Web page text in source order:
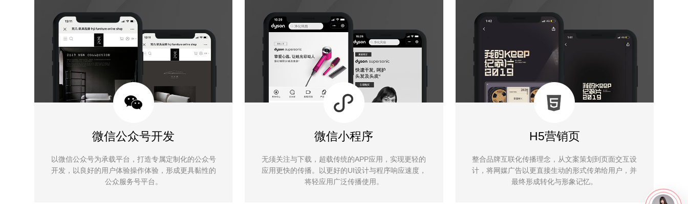
微信公众号开发
以微信公众号为承载平台，打造专属定制化的公众号
开发，以良好的用户体验操作体验，形成更具黏性的
公众服务号平台。
微信小程序
无须关注与下载，超载传统的APP应用，实现更轻的
应用更快的传播。以更好的UI设计与程序响应速度，
将轻应用广泛传播使用。
H5营销页
整合品牌互联化传播理念，从文案策划到页面交互设
计，将网媒广告以更直接生动的形式传弟给用户，并
最终形成转化与形象记忆。